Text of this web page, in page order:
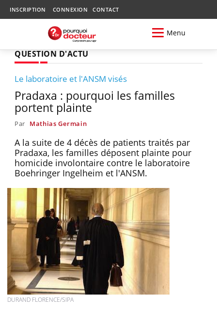
INSCRIPTION CONNEXION CONTACT
Menu
QUESTION D'ACTU
Le laboratoire et l'ANSM visés
Pradaxa : pourquoi les familles
portent plainte
Par Mathias Germain
A la suite de 4 décès de patients traités par
Pradaxa, les familles déposent plainte pour
homicide involontaire contre le laboratoire
Boehringer Ingelheim et l'ANSM.
DURAND FLORENCE/SIPA